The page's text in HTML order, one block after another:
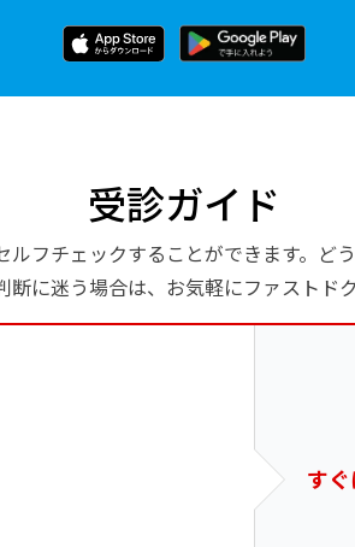
受診ガイド
フチェックすることができます。ど
断に迷う場合は、お気軽にファストド
す